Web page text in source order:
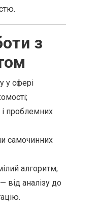
з
у сфері
і проблемних
самочинних
алгоритм;
від аналізу до